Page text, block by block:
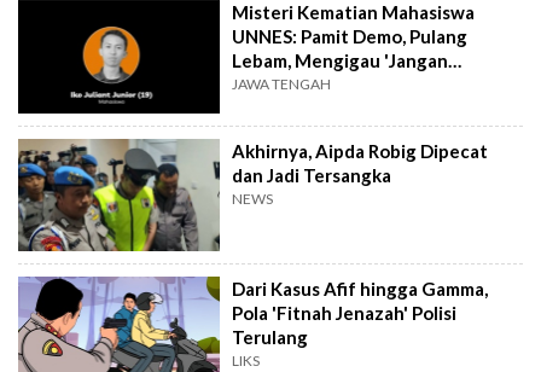
Misteri Kematian Mahasiswa
UNNES: Pamit Demo, Pulang
Lebam, Mengigau 'Jangan
Dipukuli'
JAWA TENGAH
Akhirnya, Aipda Robig Dipecat
dan Jadi Tersangka
NEWS
Dari Kasus Afif hingga Gamma,
Pola 'Fitnah Jenazah' Polisi
Terulang
LIKS